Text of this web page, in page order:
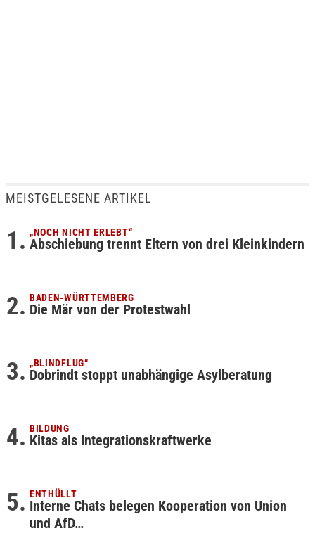
MEISTGELESENE ARTIKEL
„NOCH NICHT ERLEBT“
Abschiebung trennt Eltern von drei Kleinkindern
BADEN-WÜRTTEMBERG
Die Mär von der Protestwahl
„BLINDFLUG“
Dobrindt stoppt unabhängige Asylberatung
BILDUNG
Kitas als Integrationskraftwerke
ENTHÜLLT
Interne Chats belegen Kooperation von Union
und AfD…